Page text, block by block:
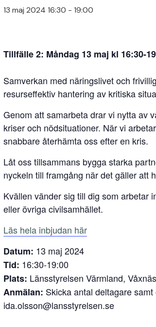
13 maj 2024 16:30 - 19:00
Tillfälle 2: Måndag 13 maj kl 16:30-
Samverkan med näringslivet och
resurseffektiv hantering av kritiska
Genom att samarbeta drar vi nytta av
kriser och nödsituationer. När vi
snabbare återhämta oss efter en kris.
Låt oss tillsammans bygga starka
nyckeln till framgång när det gäller att
Kvällen vänder sig till dig som arbetar
eller övriga civilsamhället.
Läs hela inbjudan här
Datum: 13 maj 2024
Tid: 16:30-19:00
Plats: Länsstyrelsen Värmland,
Anmälan: Skicka antal deltagare
ida.olsson@lansstyrelsen.se